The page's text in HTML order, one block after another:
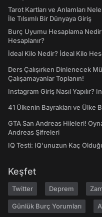
Tarot Kartları ve Anlamları
İle Tılsımlı Bir Dünyaya Giriş
Burç Uyumu Hesaplama
Hesaplanır?
İdeal Kilo Nedir? İdeal Kilo
Ders Çalışırken Dinlenecek
Çalışamayanlar Toplanın!
Instagram Giriş Nasıl
41 Ülkenin Bayrakları ve Ülke
GTA San Andreas Hileleri!
Andreas Şifreleri
IQ Testi: IQ'unuzun Kaç
Keşfet
Twitter Deprem
Günlük Burç Yorumları